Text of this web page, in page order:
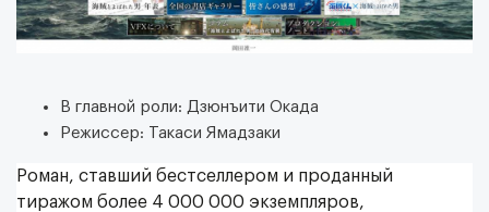
В главной роли: Дзюнъити Окада
Режиссер: Такаси Ямадзаки
Роман, ставший бестселлером и проданный
тиражом более 4 000 000 экземпляров,